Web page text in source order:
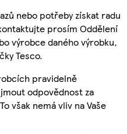
nebo potřeby získat radu
prosím Oddělení
výrobce daného výrobku,
Tesco.
pravidelně
odpovědnost za
však nemá vliv na Vaše